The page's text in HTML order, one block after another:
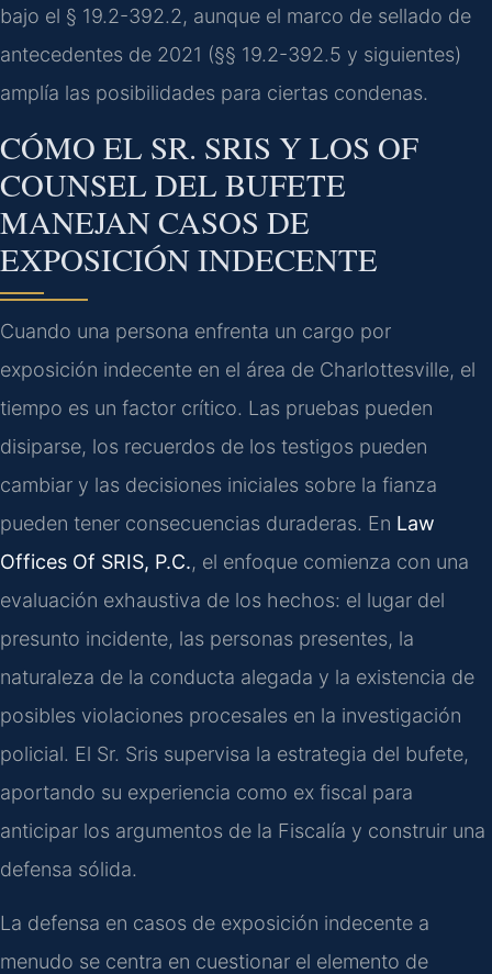
bajo el § 19.2-392.2, aunque el marco de sellado de
antecedentes de 2021 (§§ 19.2-392.5 y siguientes)
amplía las posibilidades para ciertas condenas.
CÓMO EL SR. SRIS Y LOS OF
COUNSEL DEL BUFETE
MANEJAN CASOS DE
EXPOSICIÓN INDECENTE
Cuando una persona enfrenta un cargo por
exposición indecente en el área de Charlottesville, el
tiempo es un factor crítico. Las pruebas pueden
disiparse, los recuerdos de los testigos pueden
cambiar y las decisiones iniciales sobre la fianza
pueden tener consecuencias duraderas. En Law
Offices Of SRIS, P.C., el enfoque comienza con una
evaluación exhaustiva de los hechos: el lugar del
presunto incidente, las personas presentes, la
naturaleza de la conducta alegada y la existencia de
posibles violaciones procesales en la investigación
policial. El Sr. Sris supervisa la estrategia del bufete,
aportando su experiencia como ex fiscal para
anticipar los argumentos de la Fiscalía y construir una
defensa sólida.
La defensa en casos de exposición indecente a
menudo se centra en cuestionar el elemento de